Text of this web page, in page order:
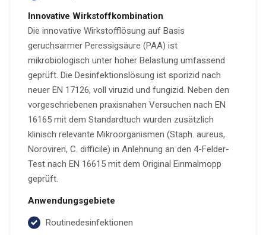
Innovative Wirkstoffkombination
Die innovative Wirkstofflösung auf Basis
geruchsarmer Peressigsäure (PAA) ist
mikrobiologisch unter hoher Belastung umfassend
geprüft. Die Desinfektionslösung ist sporizid nach
neuer EN 17126, voll viruzid und fungizid. Neben den
vorgeschriebenen praxisnahen Versuchen nach EN
16165 mit dem Standardtuch wurden zusätzlich
klinisch relevante Mikroorganismen (Staph. aureus,
Noroviren, C. difficile) in Anlehnung an den 4-Felder-
Test nach EN 16615 mit dem Original Einmalmopp
geprüft.
Anwendungsgebiete
Routinedesinfektionen